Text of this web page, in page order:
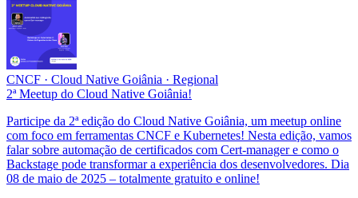
CNCF · Cloud Native Goiânia · Regional
2ª Meetup do Cloud Native Goiânia!
Participe da 2ª edição do Cloud Native Goiânia, um meetup online
com foco em ferramentas CNCF e Kubernetes! Nesta edição, vamos
falar sobre automação de certificados com Cert-manager e como o
Backstage pode transformar a experiência dos desenvolvedores. Dia
08 de maio de 2025 – totalmente gratuito e online!